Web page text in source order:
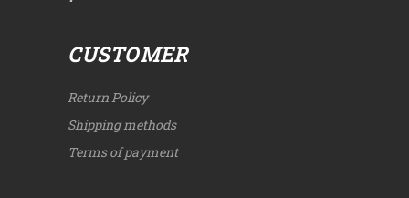
CUSTOMER
Return Policy
Shipping methods
Terms of payment